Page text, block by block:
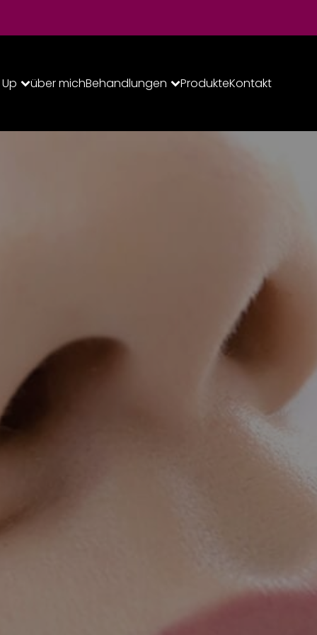
über michBehandlungen ProdukteKontakt